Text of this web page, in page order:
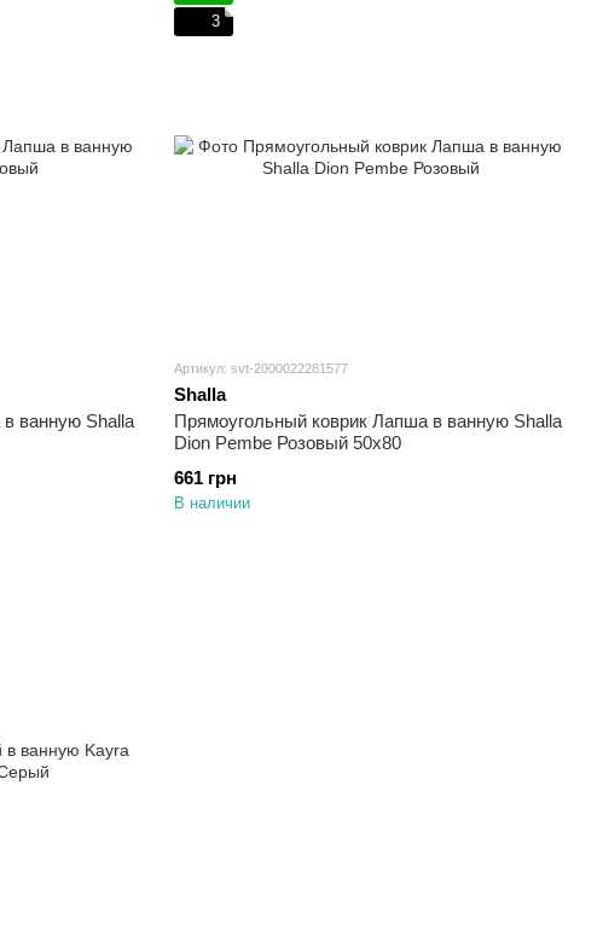
ванную Shalla
3
Артикул: svt-2000022281577
Shalla
Прямоугольный коврик Лапша в ванную Shalla
Dion Pembe Розовый 50х80
661 грн
В наличии